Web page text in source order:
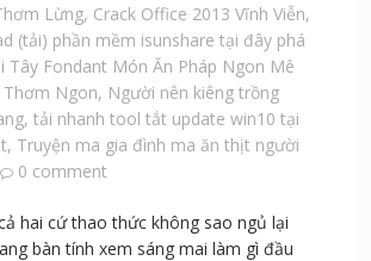
Lừng, Crack Office 2013 Vĩnh Viễn,
(tải) phần mềm isunshare tại đây phá
Tây Fondant Món Ăn Pháp Ngon Mê
Thơm Ngon, Người nên kiêng trồng
, tải nhanh tool tắt update win10 tại
, Truyện ma gia đình ma ăn thịt người
0 comment
hai cứ thao thức không sao ngủ lại
bàn tính xem sáng mai làm gì đầu